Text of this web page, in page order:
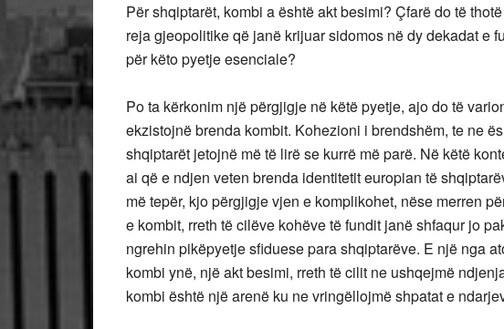
Për shqiptarët, kombi a është akt besimi? Çfarë do të
reja gjeopolitike që janë krijuar sidomos në dy dekadat e
për këto pyetje esenciale?
Po ta kërkonim një përgjigje në këtë pyetje, ajo do të
ekzistojnë brenda kombit. Kohezioni i brendshëm, te ne
shqiptarët jetojnë më të lirë se kurrë më parë. Në këtë
ai që e ndjen veten brenda identitetit europian të
më tepër, kjo përgjigje vjen e komplikohet, nëse merren
e kombit, rreth të cilëve kohëve të fundit janë shfaqur jo
ngrehin pikëpyetje sfiduese para shqiptarëve. E një nga
kombi ynë, një akt besimi, rreth të cilit ne ushqejmë
kombi është një arenë ku ne vringëllojmë shpatat e